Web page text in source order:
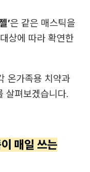
’은 같은 매스틱을
상에 따라 확연한
온가족용 치약과
살펴보겠습니다.
매일 쓰는